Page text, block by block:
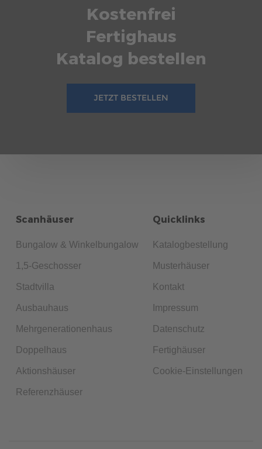
Kostenfrei
Fertighaus
Katalog bestellen
JETZT BESTELLEN
Scanhäuser
Bungalow & Winkelbungalow
1,5-Geschosser
Stadtvilla
Ausbauhaus
Mehrgenerationenhaus
Doppelhaus
Aktionshäuser
Referenzhäuser
Quicklinks
Katalogbestellung
Musterhäuser
Kontakt
Impressum
Datenschutz
Fertighäuser
Cookie-Einstellungen